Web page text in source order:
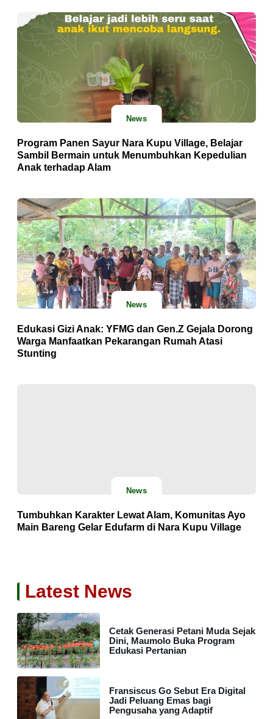
News
Program Panen Sayur Nara Kupu Village, Belajar
Sambil Bermain untuk Menumbuhkan Kepedulian
Anak terhadap Alam
News
Edukasi Gizi Anak: YFMG dan Gen.Z Gejala Dorong
Warga Manfaatkan Pekarangan Rumah Atasi
Stunting
News
Tumbuhkan Karakter Lewat Alam, Komunitas Ayo
Main Bareng Gelar Edufarm di Nara Kupu Village
Latest News
Cetak Generasi Petani Muda Sejak
Dini, Maumolo Buka Program
Edukasi Pertanian
Fransiscus Go Sebut Era Digital
Jadi Peluang Emas bagi
Pengusaha yang Adaptif